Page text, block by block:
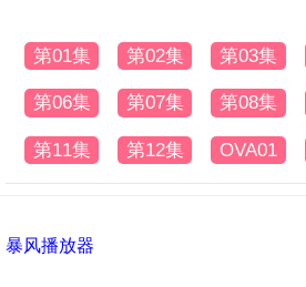
第01集 第02集 第03集
第06集 第07集 第08集
第11集 第12集 OVA01
暴风播放器